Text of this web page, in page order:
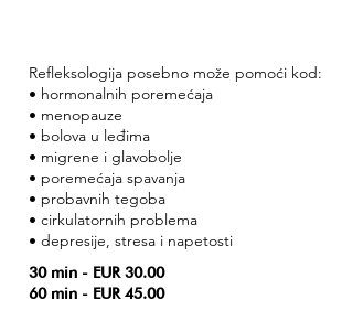
Refleksologija posebno može pomoći kod:
• hormonalnih poremećaja
• menopauze
• bolova u leđima
• migrene i glavobolje
• poremećaja spavanja
• probavnih tegoba
• cirkulatornih problema
• depresije, stresa i napetosti
30 min - EUR 30.00
60 min - EUR 45.00